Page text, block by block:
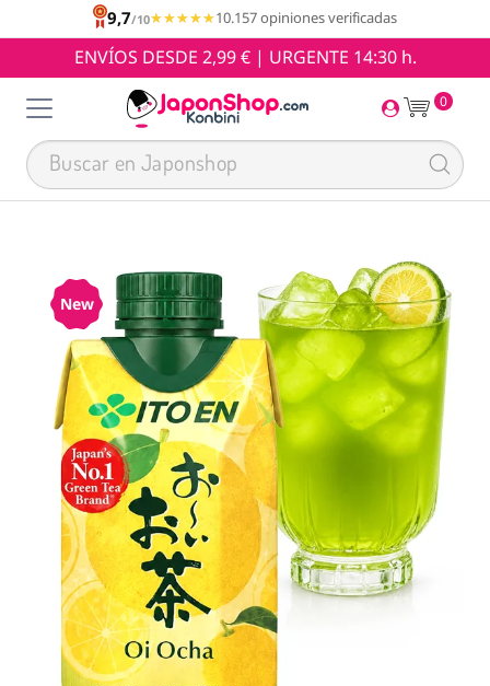
9,7/10★★★★★
★★★★★10.157 opiniones verificadas
ENVÍOS DESDE 2,99 € | URGENTE 14:30 h.
0
New